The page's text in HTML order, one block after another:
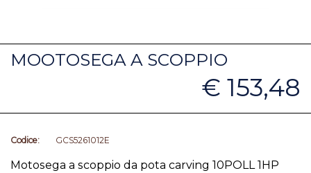
MOOTOSEGA A SCOPPIO
€ 153,48
Codice: GCS5261012E
Motosega a scoppio da pota carving 10POLL 1HP